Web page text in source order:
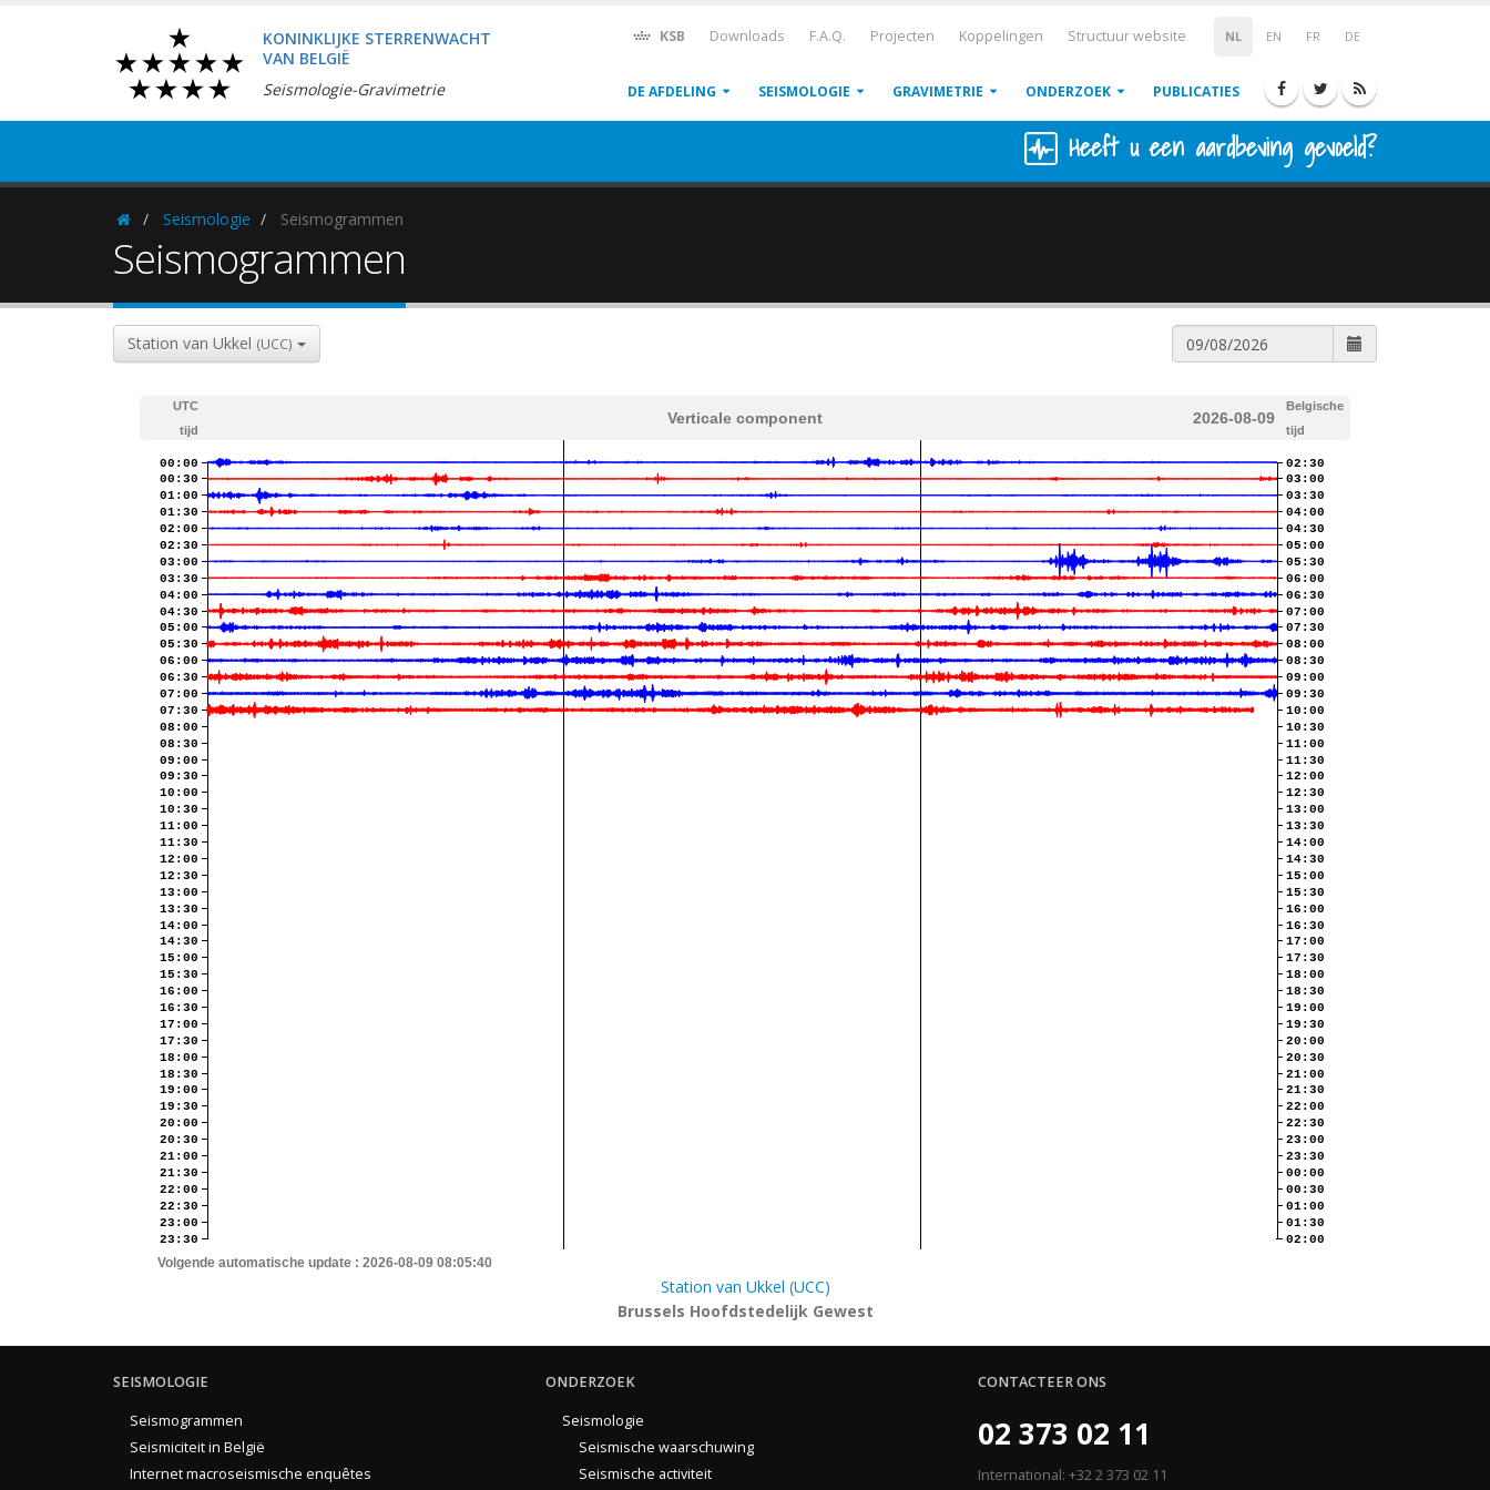
KONINKLIJKE STERRENWACHT
VAN BELGIË
Seismologie-Gravimetrie
NL EN FR DE
KSB Downloads F.A.Q. Projecten Koppelingen Structuur website
DE AFDELING SEISMOLOGIE GRAVIMETRIE ONDERZOEK PUBLICATIES
Heeft u een aardbeving gevoeld?
HomepageSeismologie Seismogrammen
Seismogrammen
Station van Ukkel (UCC)
UTC
tijd
Verticale component 2026-08-09
Belgische
tijd
00:00
00:30
01:00
01:30
02:00
02:30
03:00
03:30
04:00
04:30
05:00
05:30
06:00
06:30
07:00
07:30
08:00
08:30
09:00
09:30
10:00
10:30
11:00
11:30
12:00
12:30
13:00
13:30
14:00
14:30
15:00
15:30
16:00
16:30
17:00
17:30
18:00
18:30
19:00
19:30
20:00
20:30
21:00
21:30
22:00
22:30
23:00
23:30
02:30
03:00
03:30
04:00
04:30
05:00
05:30
06:00
06:30
07:00
07:30
08:00
08:30
09:00
09:30
10:00
10:30
11:00
11:30
12:00
12:30
13:00
13:30
14:00
14:30
15:00
15:30
16:00
16:30
17:00
17:30
18:00
18:30
19:00
19:30
20:00
20:30
21:00
21:30
22:00
22:30
23:00
23:30
00:00
00:30
01:00
01:30
02:00
Volgende automatische update : 2026-08-09 08:05:40
Station van Ukkel (UCC)
Brussels Hoofdstedelijk Gewest
SEISMOLOGIE
Seismogrammen
Seismiciteit in België
Internet macroseismische enquêtes
ONDERZOEK
Seismologie
Seismische waarschuwing
Seismische activiteit
CONTACTEER ONS
02 373 02 11
International: +32 2 373 02 11